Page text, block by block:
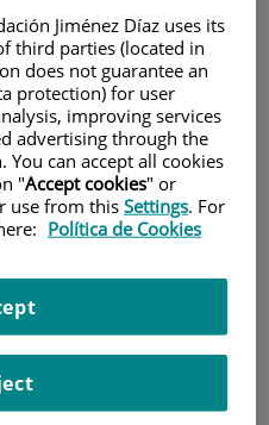
Jiménez Díaz uses its
third parties (located in
does not guarantee an
protection) for user
improving services
advertising through the
can accept all cookies
"Accept cookies" or
use from this Settings. For
Política de Cookies